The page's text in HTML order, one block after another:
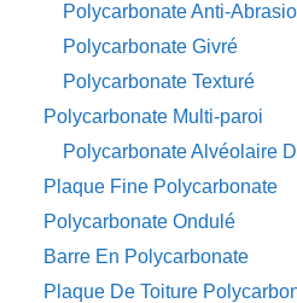
Polycarbonate Anti-
Polycarbonate Givré
Polycarbonate Texturé
Polycarbonate Multi-paroi
Polycarbonate Alvéolaire
Plaque Fine Polycarbonate
Polycarbonate Ondulé
Barre En Polycarbonate
Plaque De Toiture